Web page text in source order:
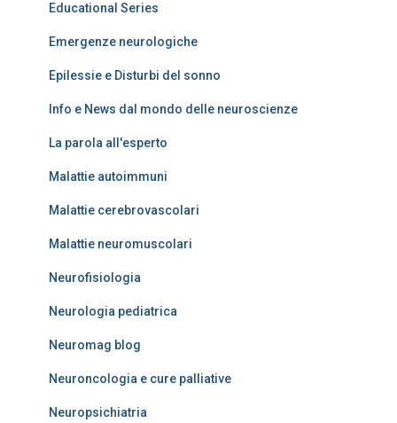
Educational Series
Emergenze neurologiche
Epilessie e Disturbi del sonno
Info e News dal mondo delle neuroscienze
La parola all'esperto
Malattie autoimmuni
Malattie cerebrovascolari
Malattie neuromuscolari
Neurofisiologia
Neurologia pediatrica
Neuromag blog
Neuroncologia e cure palliative
Neuropsichiatria